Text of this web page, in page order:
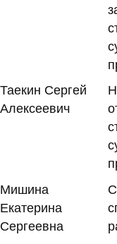
Таекин Сергей
Алексеевич
Мишина
Екатерина
Сергеевна